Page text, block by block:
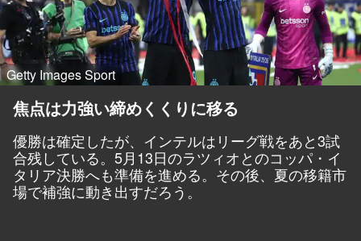
Getty Images Sport
焦点は力強い締めくくりに移る
優勝は確定したが、インテルはリーグ戦をあと3試
合残している。5月13日のラツィオとのコッパ・イ
タリア決勝へも準備を進める。その後、夏の移籍市
場で補強に動き出すだろう。